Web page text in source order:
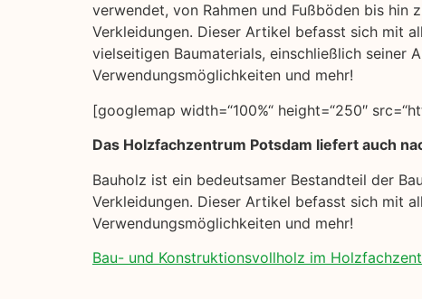
verwendet, von Rahmen und Fußböden bis hin
Verkleidungen. Dieser Artikel befasst sich mit
vielseitigen Baumaterials, einschließlich seiner
Verwendungsmöglichkeiten und mehr!
[googlemap width=“100%“ height=“250″
Das Holzfachzentrum Potsdam liefert auch
Bauholz ist ein bedeutsamer Bestandteil der
Verkleidungen. Dieser Artikel befasst sich mit
Verwendungsmöglichkeiten und mehr!
Bau- und Konstruktionsvollholz im